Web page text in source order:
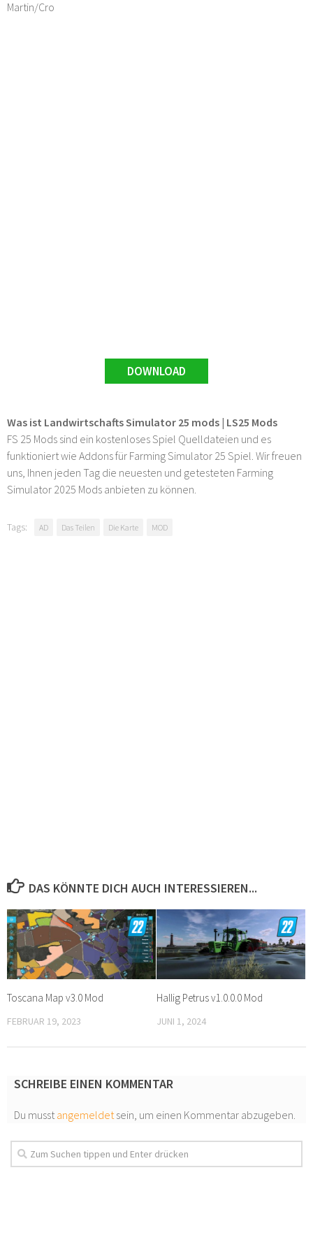
Martin/Cro
DOWNLOAD
Was ist Landwirtschafts Simulator 25 mods | LS25 Mods
FS 25 Mods sind ein kostenloses Spiel Quelldateien und es
funktioniert wie Addons für Farming Simulator 25 Spiel. Wir freuen
uns, Ihnen jeden Tag die neuesten und getesteten Farming
Simulator 2025 Mods anbieten zu können.
Tags: AD Das Teilen Die Karte MOD
DAS KÖNNTE DICH AUCH INTERESSIEREN...
Toscana Map v3.0 Mod
FEBRUAR 19, 2023
Hallig Petrus v1.0.0.0 Mod
JUNI 1, 2024
SCHREIBE EINEN KOMMENTAR
Du musstangemeldetsein, um einen Kommentar abzugeben.